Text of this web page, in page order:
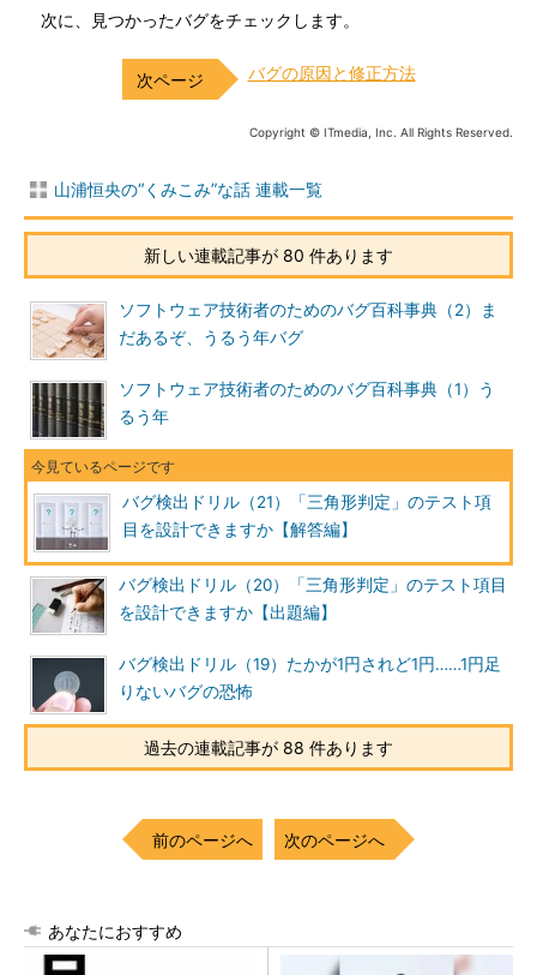
次に、見つかったバグをチェックします。
バグの原因と修正方法
Copyright © ITmedia, Inc. All Rights Reserved.
山浦恒央の“くみこみ”な話 連載一覧
新しい連載記事が 80 件あります
ソフトウェア技術者のためのバグ百科事典（2）ま
だあるぞ、うるう年バグ
ソフトウェア技術者のためのバグ百科事典（1）う
るう年
バグ検出ドリル（21）「三角形判定」のテスト項
目を設計できますか【解答編】
バグ検出ドリル（20）「三角形判定」のテスト項目
を設計できますか【出題編】
バグ検出ドリル（19）たかが1円されど1円……1円足
りないバグの恐怖
過去の連載記事が 88 件あります
前のページへ 次のページへ
あなたにおすすめ